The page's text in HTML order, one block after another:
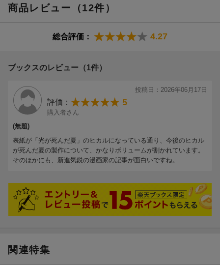
商品レビュー（12件）
総合評価： 4.27
ブックスのレビュー（1件）
投稿日：2026年06月17日
評価： 5
購入者さん
(無題)
表紙が「光が死んだ夏」のヒカルになっている通り、今後のヒカル
が死んだ夏の製作について、かなりボリュームが割かれています。
そのほかにも、新進気鋭の漫画家の記事が面白いですね。
関連特集